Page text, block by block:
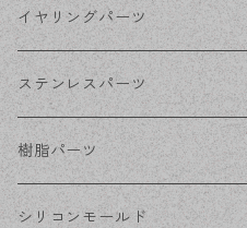
シルバー
ホワイトシルバー
ステンレス・シルバー
ステンレス・ゴールド
ポストピアス
フックピアス
その他ピアス
イヤリングパーツ
ネジばねイヤリング
クリップイヤリング
ノンホールピアス
ステンレスパーツ
ステンレスピアス
ステンレスイヤリング
樹脂パーツ
シリコンモールド